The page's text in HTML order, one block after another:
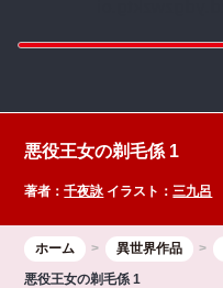
悪役王女の剃毛係 1
著者：千夜詠 イラスト： 三九呂
ホーム 異世界作品
悪役王女の剃毛係 1